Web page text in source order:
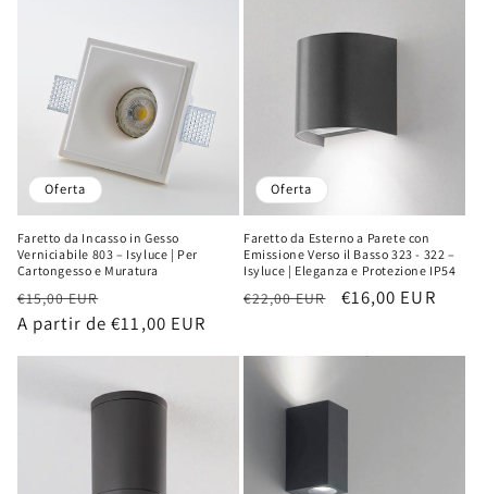
Oferta
Faretto da Incasso in Gesso
Verniciabile 803 – Isyluce | Per
Cartongesso e Muratura
Precio
habitual
€15,00 EUR
de
oferta
A partir de €11,00 EUR
Oferta
Faretto da Esterno a Parete con
Emissione Verso il Basso 323 - 322 –
Isyluce | Eleganza e Protezione IP54
Precio
€22,00 EUR
Precio
oferta
€16,00 EUR